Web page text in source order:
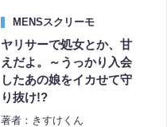
MENSスクリーモ
ヤリサーで処女とか、甘
えだよ。～うっかり入会
したあの娘をイカせて守
り抜け!?
著者：きすけくん